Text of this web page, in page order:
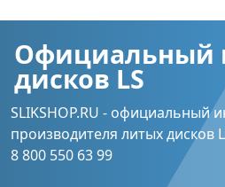
Официальный
дисков LS
SLIKSHOP.RU - официальный
производителя литых дисков
8 800 550 63 99